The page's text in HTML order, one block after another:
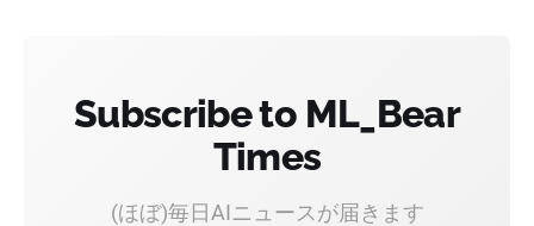
Subscribe to ML_Bear
Times
(ほぼ)毎日AIニュースが届きます